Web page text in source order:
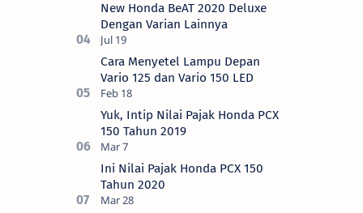
New Honda BeAT 2020 Deluxe
Dengan Varian Lainnya
Cara Menyetel Lampu Depan
Vario 125 dan Vario 150 LED
Yuk, Intip Nilai Pajak Honda PCX
150 Tahun 2019
Ini Nilai Pajak Honda PCX 150
Tahun 2020